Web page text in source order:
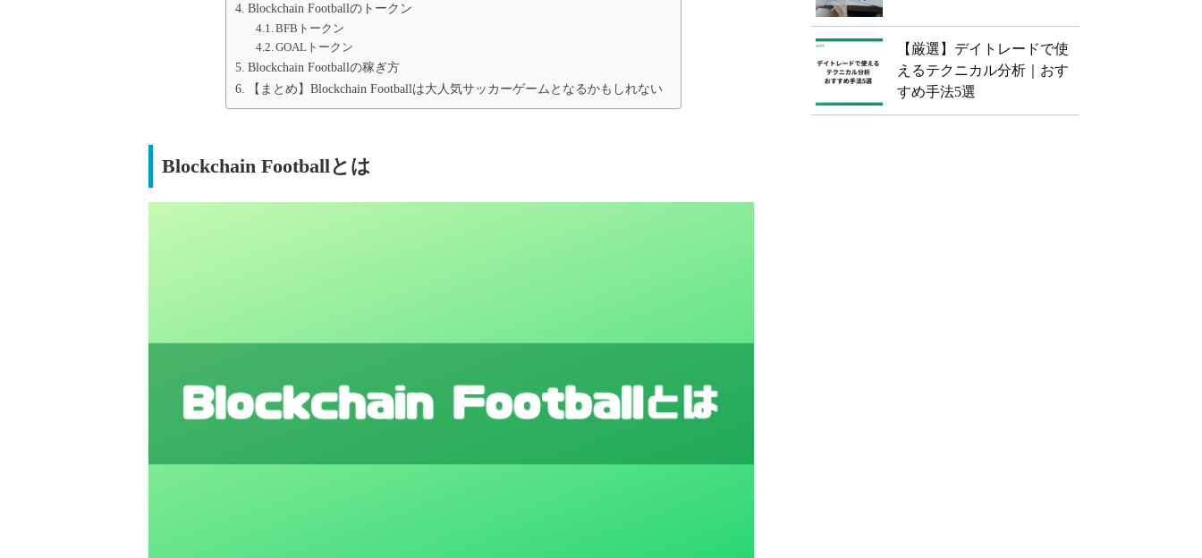
Blockchain Footballのトークン
BFBトークン
GOALトークン
Blockchain Footballの稼ぎ方
【まとめ】Blockchain Footballは大人気サッカーゲームとなるかもしれない
Blockchain Footballとは
【厳選】デイトレードで使
えるテクニカル分析｜おす
すめ手法5選